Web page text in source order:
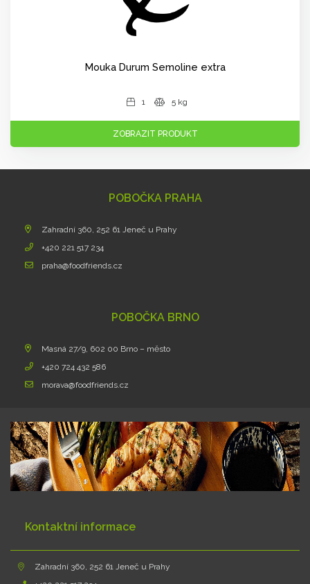
Mouka Durum Semoline extra
1 5 kg
ZOBRAZIT PRODUKT
POBOČKA PRAHA
Zahradní 360, 252 61 Jeneč u Prahy
+420 221 517 234
praha@foodfriends.cz
POBOČKA BRNO
Masná 27/9, 602 00 Brno – město
+420 724 432 586
morava@foodfriends.cz
Kontaktní informace
Zahradní 360, 252 61 Jeneč u Prahy